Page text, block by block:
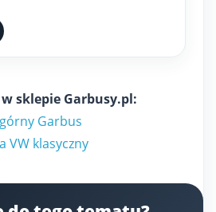
sklepie Garbusy.pl:
Garbus
VW klasyczny